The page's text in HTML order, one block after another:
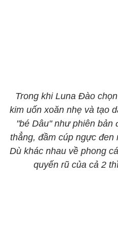
Trong khi Luna Đào
kim uốn xoăn nhẹ và tạo
"bé Dâu" như phiên bản
thẳng, đầm cúp ngực
Dù khác nhau về phong
quyến rũ của cả 2